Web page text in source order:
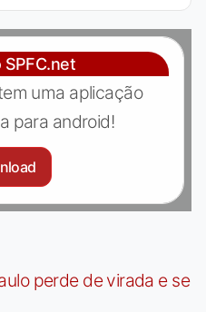
SPFC.net
uma aplicação
para android!
perde de virada e se